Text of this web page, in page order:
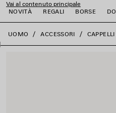
Vai al contenuto principale
NOVITÀ
REGALI BORSE
close the banner
UOMO ACCESSORI